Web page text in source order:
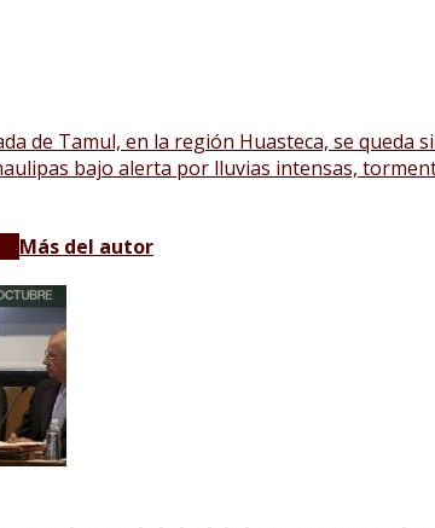
de Tamul, en la región Huasteca, se queda
bajo alerta por lluvias intensas,
Más del autor